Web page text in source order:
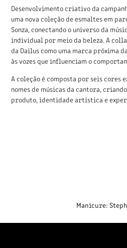
Desenvolvimento criativo da
uma nova coleção de esmaltes em
Sonza, conectando o universo da
individual por meio da beleza. A
da Dailus como uma marca próxima
às vozes que influenciam o
A coleção é composta por seis cores
nomes de músicas da cantora,
produto, identidade artística e
Manicure: